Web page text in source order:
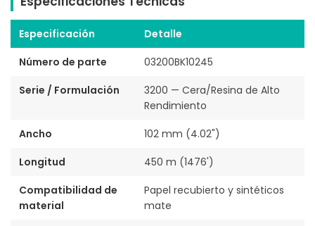
Especificación
Detalle
Número de parte
03200BK10245
Serie / Formulación
3200 — Cera/Resina de Alto
Rendimiento
Ancho
102 mm (4.02")
Longitud
450 m (1476')
Compatibilidad de
material
Papel recubierto y sintéticos
mate